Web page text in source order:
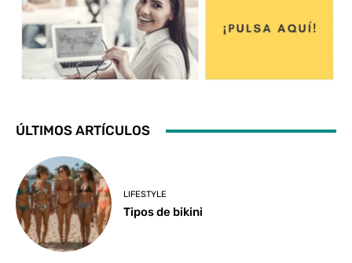
ÚLTIMOS ARTÍCULOS
LIFESTYLE
Tipos de bikini